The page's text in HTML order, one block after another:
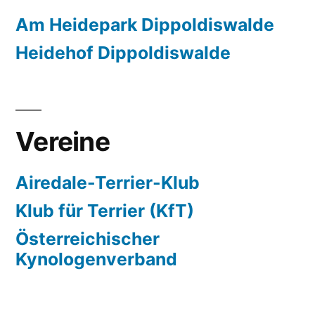
Am Heidepark Dippoldiswalde
Heidehof Dippoldiswalde
Vereine
Airedale-Terrier-Klub
Klub für Terrier (KfT)
Österreichischer
Kynologenverband